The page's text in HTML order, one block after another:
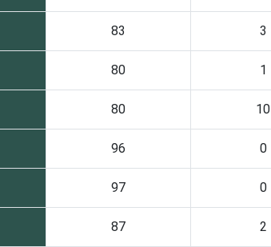
83 3
80 1
80 10
96 0
97 0
87 2